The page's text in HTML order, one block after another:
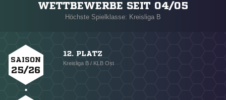
WETTBEWERBE SEIT 04/05
Höchste Spielklasse: Kreisliga B
SAISON
25/26
12. PLATZ
Kreisliga B / KLB Ost